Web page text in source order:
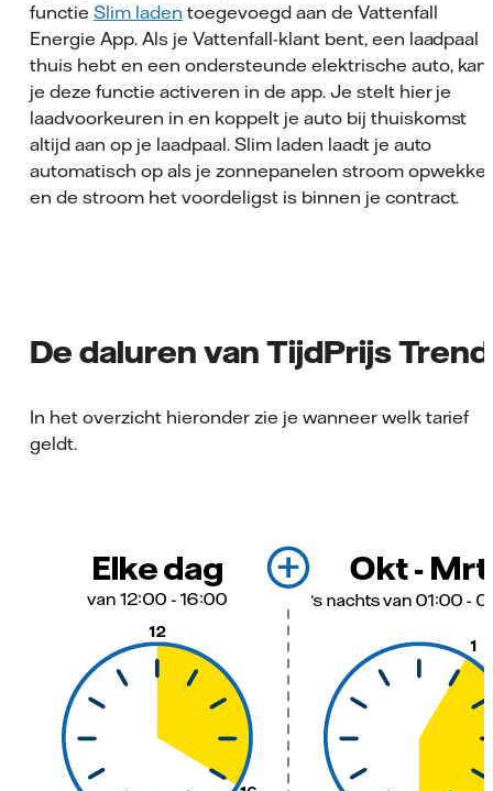
functie Slim laden toegevoegd aan de Vattenfall
Energie App. Als je Vattenfall-klant bent, een laadpaal
thuis hebt en een ondersteunde elektrische auto, kan
je deze functie activeren in de app. Je stelt hier je
laadvoorkeuren in en koppelt je auto bij thuiskomst
altijd aan op je laadpaal. Slim laden laadt je auto
automatisch op als je zonnepanelen stroom
en de stroom het voordeligst is binnen je contract.
De daluren van TijdPrijs Trend
In het overzicht hieronder zie je wanneer welk tarief
geldt.